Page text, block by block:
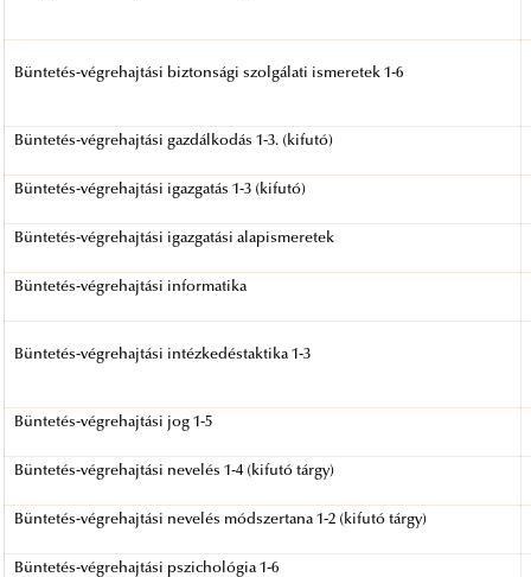
Büntetés-végrehajtási biztonsági szolgálati ismeretek 1-6
Büntetés-végrehajtási gazdálkodás 1-3. (kifutó)
Büntetés-végrehajtási igazgatás 1-3 (kifutó)
Büntetés-végrehajtási igazgatási alapismeretek
Büntetés-végrehajtási informatika
Büntetés-végrehajtási intézkedéstaktika 1-3
Büntetés-végrehajtási jog 1-5
Büntetés-végrehajtási nevelés 1-4 (kifutó tárgy)
Büntetés-végrehajtási nevelés módszertana 1-2 (kifutó tárgy)
Büntetés-végrehajtási pszichológia 1-6